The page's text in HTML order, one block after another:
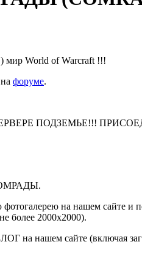
World of Warcraft !!!
форуме.
ПОДЗЕМЬЕ!!!
на нашем сайте и
более 2000x2000).
на нашем сайте (включая